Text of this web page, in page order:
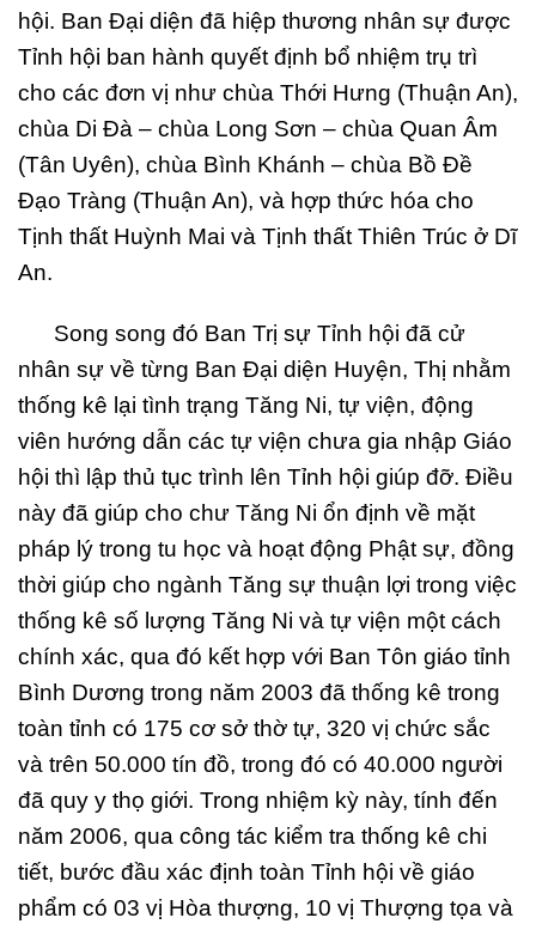
hội. Ban Đại diện đã hiệp thương nhân sự được
Tỉnh hội ban hành quyết định bổ nhiệm trụ trì
cho các đơn vị như chùa Thới Hưng (Thuận An),
chùa Di Đà – chùa Long Sơn – chùa Quan Âm
(Tân Uyên), chùa Bình Khánh – chùa Bồ Đề
Đạo Tràng (Thuận An), và hợp thức hóa cho
Tịnh thất Huỳnh Mai và Tịnh thất Thiên Trúc ở Dĩ
An.
Song song đó Ban Trị sự Tỉnh hội đã cử
nhân sự về từng Ban Đại diện Huyện, Thị nhằm
thống kê lại tình trạng Tăng Ni, tự viện, động
viên hướng dẫn các tự viện chưa gia nhập Giáo
hội thì lập thủ tục trình lên Tỉnh hội giúp đỡ. Điều
này đã giúp cho chư Tăng Ni ổn định về mặt
pháp lý trong tu học và hoạt động Phật sự, đồng
thời giúp cho ngành Tăng sự thuận lợi trong việc
thống kê số lượng Tăng Ni và tự viện một cách
chính xác, qua đó kết hợp với Ban Tôn giáo tỉnh
Bình Dương trong năm 2003 đã thống kê trong
toàn tỉnh có 175 cơ sở thờ tự, 320 vị chức sắc
và trên 50.000 tín đồ, trong đó có 40.000 người
đã quy y thọ giới. Trong nhiệm kỳ này, tính đến
năm 2006, qua công tác kiểm tra thống kê chi
tiết, bước đầu xác định toàn Tỉnh hội về giáo
phẩm có 03 vị Hòa thượng, 10 vị Thượng tọa và